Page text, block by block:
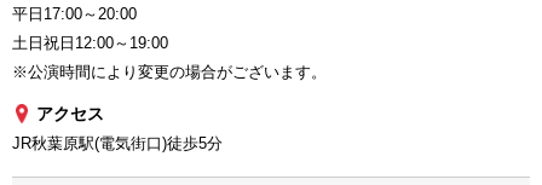
平日17:00～20:00
土日祝日12:00～19:00
※公演時間により変更の場合がございます。
アクセス
JR秋葉原駅(電気街口)徒歩5分